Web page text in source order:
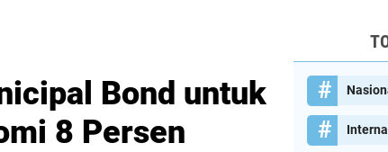
Bond untuk
8 Persen